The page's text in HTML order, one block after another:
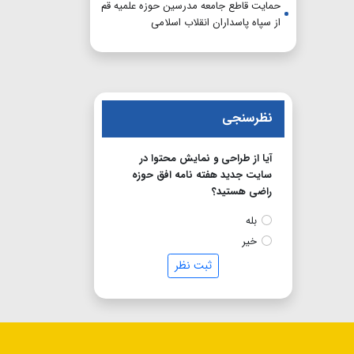
حمایت قاطع جامعه مدرسین حوزه علمیه قم
از سپاه پاسداران انقلاب اسلامی
نظرسنجی
آیا از طراحی و نمایش محتوا در
سایت جدید هفته نامه افق حوزه
راضی هستید؟
بله
خیر
ثبت نظر